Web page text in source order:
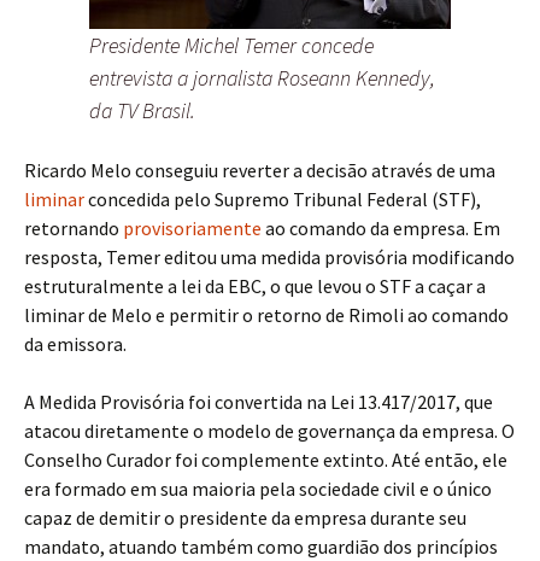
Presidente Michel Temer concede
entrevista a jornalista Roseann Kennedy,
da TV Brasil.
Ricardo Melo conseguiu reverter a decisão através de uma
liminarconcedida pelo Supremo Tribunal Federal (STF),
retornando provisoriamente ao comando da empresa. Em
resposta, Temer editou uma medida provisória modificando
estruturalmente a lei da EBC, o que levou o STF a caçar a
liminar de Melo e permitir o retorno de Rimoli ao comando
da emissora.
A Medida Provisória foi convertida na Lei 13.417/2017, que
atacou diretamente o modelo de governança da empresa. O
Conselho Curador foi complemente extinto. Até então, ele
era formado em sua maioria pela sociedade civil e o único
capaz de demitir o presidente da empresa durante seu
mandato, atuando também como guardião dos princípios